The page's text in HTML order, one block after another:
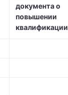
документа о
повышении
квалификации